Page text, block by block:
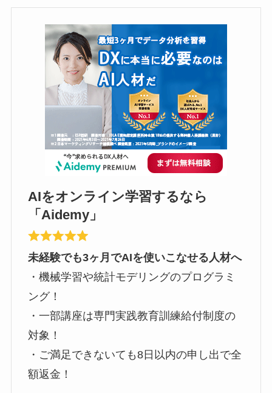
AIをオンライン学習するなら
「Aidemy」
未経験でも3ヶ月でAIを使いこなせる人材へ
・機械学習や統計モデリングのプログラミ
ング！
・一部講座は専門実践教育訓練給付制度の
対象！
・ご満足できないても8日以内の申し出で全
額返金！